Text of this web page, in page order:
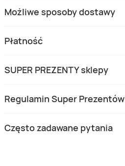
Możliwe sposoby dostawy
Płatność
SUPER PREZENTY sklepy
Regulamin Super Prezentów
Często zadawane pytania